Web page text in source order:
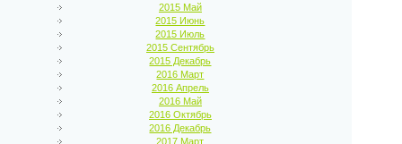
2015 Май
2015 Июнь
2015 Июль
2015 Сентябрь
2015 Декабрь
2016 Март
2016 Апрель
2016 Май
2016 Октябрь
2016 Декабрь
2017 Март